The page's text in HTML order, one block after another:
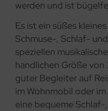
werden und ist
Es ist ein süßes
Schmuse-, Schlaf-
speziellen
handlichen Größe von
guter Begleiter auf
im Wohnmobil oder
eine bequeme Schlaf-